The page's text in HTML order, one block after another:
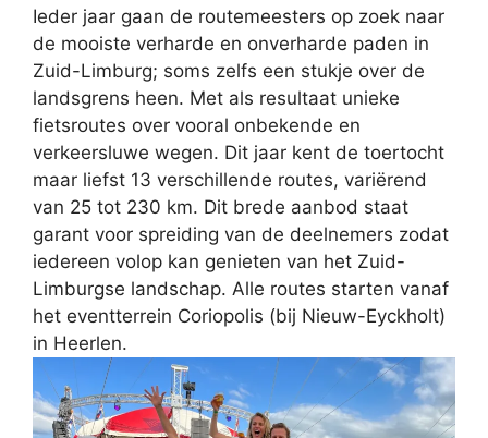
Ieder jaar gaan de routemeesters op zoek naar
de mooiste verharde en onverharde paden in
Zuid-Limburg; soms zelfs een stukje over de
landsgrens heen. Met als resultaat unieke
fietsroutes over vooral onbekende en
verkeersluwe wegen. Dit jaar kent de toertocht
maar liefst 13 verschillende routes, variërend
van 25 tot 230 km. Dit brede aanbod staat
garant voor spreiding van de deelnemers zodat
iedereen volop kan genieten van het Zuid-
Limburgse landschap. Alle routes starten vanaf
het eventterrein Coriopolis (bij Nieuw-Eyckholt)
in Heerlen.